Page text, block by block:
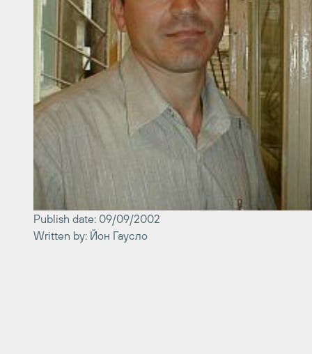
Publish date: 09/09/2002
Written by: Йон Гаусло